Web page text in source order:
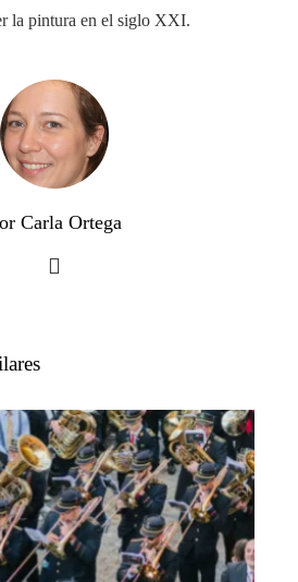
la pintura en el siglo XXI.
Carla Ortega